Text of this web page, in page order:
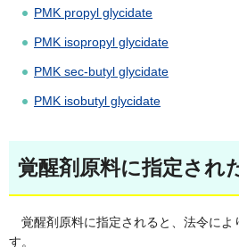
PMK propyl glycidate
PMK isopropyl glycidate
PMK sec-butyl glycidate
PMK isobutyl glycidate
覚醒剤原料に指定され
覚醒剤原料に指定されると、法令によ
す。